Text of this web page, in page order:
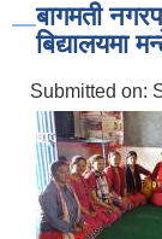
बागमती
बिद्यालयमा
Submitted on: